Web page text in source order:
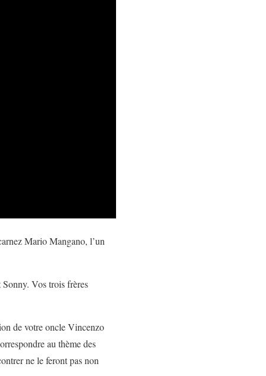
Mario Mangano, l’un
Vos trois frères
de votre oncle Vincenzo
au thème des
ne le feront pas non